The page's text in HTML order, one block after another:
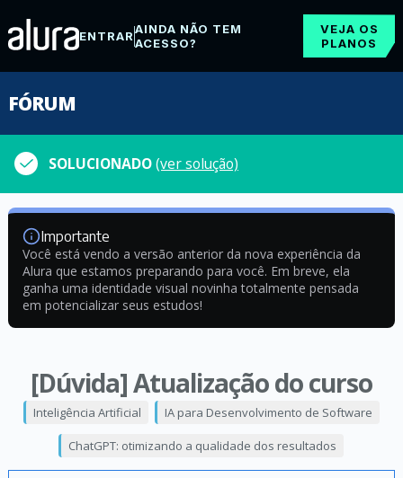
ENTRARAINDA NÃO TEM
ACESSO?
VEJA OS
PLANOS
FÓRUM
SOLUCIONADO(ver solução)
Importante
Você está vendo a versão anterior da nova experiência da
Alura que estamos preparando para você. Em breve, ela
ganha uma identidade visual novinha totalmente pensada
em potencializar seus estudos!
[Dúvida] Atualização do curso
Inteligência Artificial IA para Desenvolvimento de Software
ChatGPT: otimizando a qualidade dos resultados